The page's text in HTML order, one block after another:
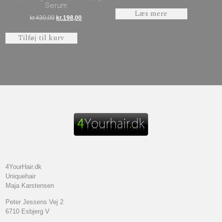
Serum
kr.430,00 Den oprindelige pris var: kr.430,00.
kr.198,00 Den aktuelle pris er: kr.198,00.
Tilføj til kurv
Læs mere
4YourHair.dk
Uniquehair
Maja Karstensen
Peter Jessens Vej 2
6710 Esbjerg V